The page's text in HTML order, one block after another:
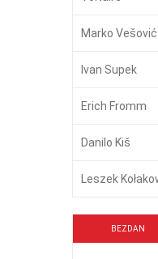
Marko Vešović
Ivan Supek
Erich Fromm
Danilo Kiš
Leszek
BEZDAN